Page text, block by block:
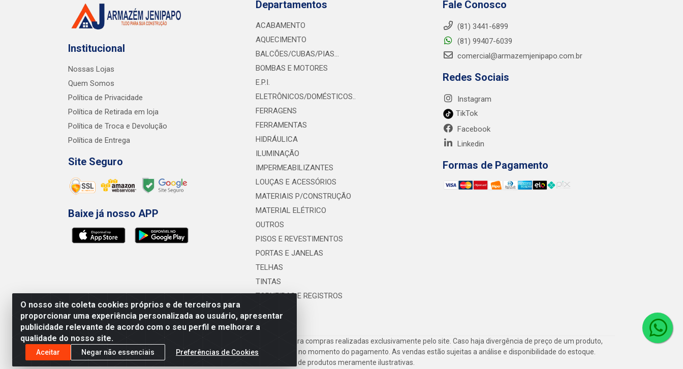
O nosso site coleta cookies próprios e de terceiros para
proporcionar uma experiência personalizada ao usuário, apresentar
publicidade relevante de acordo com o seu perfil e melhorar a
qualidade do nosso site.
Aceitar Negar não essenciais Preferências de Cookies
Institucional
Nossas Lojas
Quem Somos
Política de Privacidade
Política de Retirada em loja
Política de Troca e Devolução
Política de Entrega
Site Seguro
Baixe já nosso APP
Departamentos
ACABAMENTO
AQUECIMENTO
BALCÕES/CUBAS/PIAS...
BOMBAS E MOTORES
E.P.I.
ELETRÔNICOS/DOMÉSTICOS..
FERRAGENS
FERRAMENTAS
HIDRÁULICA
ILUMINAÇÃO
IMPERMEABILIZANTES
LOUÇAS E ACESSÓRIOS
MATERIAIS P/CONSTRUÇÃO
MATERIAL ELÉTRICO
OUTROS
PISOS E REVESTIMENTOS
PORTAS E JANELAS
TELHAS
TINTAS
TORNEIRAS E REGISTROS
Fale Conosco
(81) 3441-6899
(81) 99407-6039
comercial@armazemjenipapo.com.br
Redes Sociais
Instagram
TikTok
Facebook
Linkedin
Formas de Pagamento
Preços, promoções, condições de pagamento e frete são válidos para compras realizadas exclusivamente pelo site. Caso haja divergência de preço de um produto,
será válido o preço que for exibido no carrinho de compras do site no momento do pagamento. As vendas estão sujeitas a análise e disponibilidade do estoque.
Imagens de produtos meramente ilustrativas.